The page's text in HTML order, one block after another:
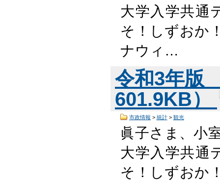
大学入学共通
そ！しずおか
ナウィ…
令和3年版
601.9KB）
市政情報 > 統計> 観光
眞子さま、小
大学入学共通
そ！しずおか